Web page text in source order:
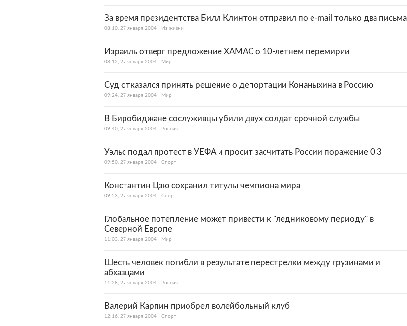
За время президентства Билл Клинтон отправил по e-mail только два письма
08:10, 27 января 2004 Из жизни
Израиль отверг предложение ХАМАС о 10-летнем перемирии
08:12, 27 января 2004 Мир
Суд отказался принять решение о депортации Конаныхина в Россию
09:24, 27 января 2004 Мир
В Биробиджане сослуживцы убили двух солдат срочной службы
09:40, 27 января 2004 Россия
Уэльс подал протест в УЕФА и просит засчитать России поражение 0:3
09:50, 27 января 2004 Спорт
Константин Цзю сохранил титулы чемпиона мира
09:53, 27 января 2004 Спорт
Глобальное потепление может привести к "ледниковому периоду" в
Северной Европе
11:03, 27 января 2004 Мир
Шесть человек погибли в результате перестрелки между грузинами и
абхазцами
11:28, 27 января 2004 Россия
Валерий Карпин приобрел волейбольный клуб
12:16, 27 января 2004 Спорт